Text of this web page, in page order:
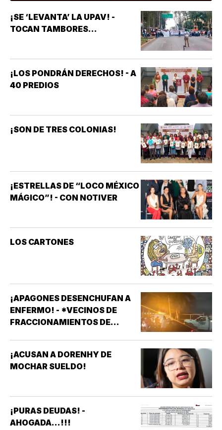
¡SE ‘LEVANTA’ LA UPAV! -
TOCAN TAMBORES...
¡LOS PONDRÁN DERECHOS! - A
40 PREDIOS
¡SON DE TRES COLONIAS!
¡ESTRELLAS DE “LOCO MÉXICO
MÁGICO”! - CON NOTIVER
LOS CARTONES
¡APAGONES DESENCHUFAN A
ENFERMO! - *VECINOS DE
FRACCIONAMIENTOS DE
AFECTAN ELEVADORES,
TRATAMIENTOS MÉDICOS Y
¡ACUSAN A DORENHY DE
MOCHAR SUELDO!
¡PURAS DEUDAS! -
AHOGADA...!!!